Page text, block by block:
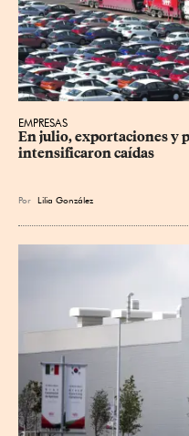
EMPRESAS
En julio, exportaciones y
intensificaron caídas
Por Lilia González